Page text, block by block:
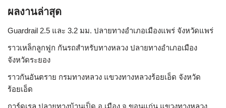
ผลงานล่าสุด
Guardrail 2.5 และ 3.2 มม. ปลายทางอำเภอเมืองแพร่ จังหวัดแพร่
ราวเหล็กลูกฟูก กันรถสําหรับทางหลวง ปลายทางอำเภอเมือง
จังหวัดระยอง
ราวกันอันตราย กรมทางหลวง แขวงทางหลวงร้อยเอ็ด จังหวัด
ร้อยเอ็ด
การ์ดเรล ปลายทางบ้านเป็ด อ.เมือง จ.ขอนแก่น แขวงทางหลวง